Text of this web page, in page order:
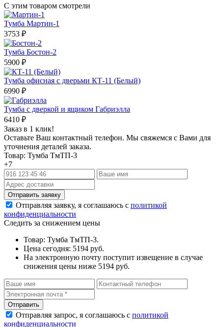
С этим товаром смотрели
Тумба Мартин-1
3753 ₽
Тумба Бостон-2
5900 ₽
Тумба офисная с дверьми КТ-11 (Белый)
6990 ₽
Тумба с дверкой и ящиком Габриэлла
6410 ₽
Заказ в 1 клик!
Оставьте Ваш контактный телефон. Мы свяжемся с Вами для
уточнения деталей заказа.
Товар: Тумба ТмТП-3
+7
Отправляя заявку, я соглашаюсь с политикой
конфиденциальности
Следить за снижением цены
Товар: Тумба ТмТП-3.
Цена сегодня: 5194 руб.
На электронную почту поступит извещение в случае
снижения цены ниже 5194 руб.
Отправляя запрос, я соглашаюсь с политикой
конфиденциальности